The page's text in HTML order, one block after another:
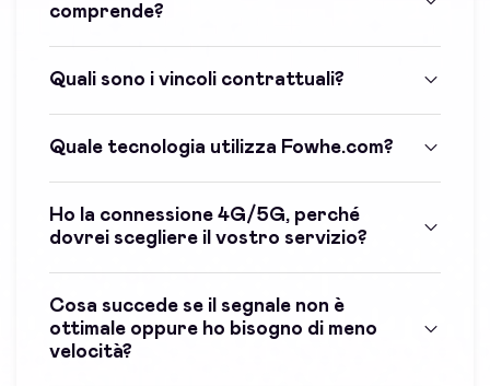
comprende?
Quali sono i vincoli contrattuali?
Quale tecnologia utilizza Fowhe.com?
Ho la connessione 4G/5G, perché
dovrei scegliere il vostro servizio?
Cosa succede se il segnale non è
ottimale oppure ho bisogno di meno
velocità?